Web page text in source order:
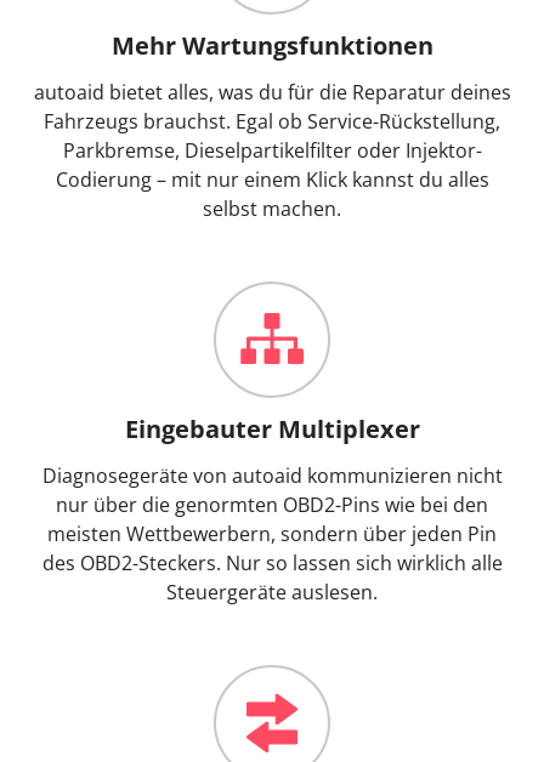
Mehr Wartungsfunktionen
autoaid bietet alles, was du für die Reparatur deines
Fahrzeugs brauchst. Egal ob Service-Rückstellung,
Parkbremse, Dieselpartikelfilter oder Injektor-
Codierung – mit nur einem Klick kannst du alles
selbst machen.
Eingebauter Multiplexer
Diagnosegeräte von autoaid kommunizieren nicht
nur über die genormten OBD2-Pins wie bei den
meisten Wettbewerbern, sondern über jeden Pin
des OBD2-Steckers. Nur so lassen sich wirklich alle
Steuergeräte auslesen.